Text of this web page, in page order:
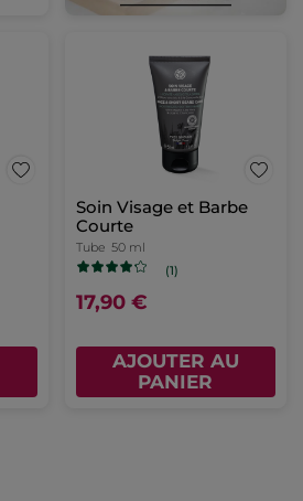
Soin Visage et Barbe
Courte
Tube 50 ml
(1)
17,90 €
AJOUTER AU
PANIER